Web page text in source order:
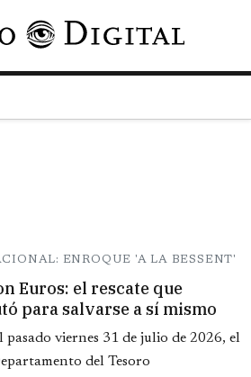
Pasar al contenido principal
ENROQUE 'A LA BESSENT'
Euros: el rescate que
para salvarse a sí mismo
pasado viernes 31 de julio de 2026, el
del Tesoro